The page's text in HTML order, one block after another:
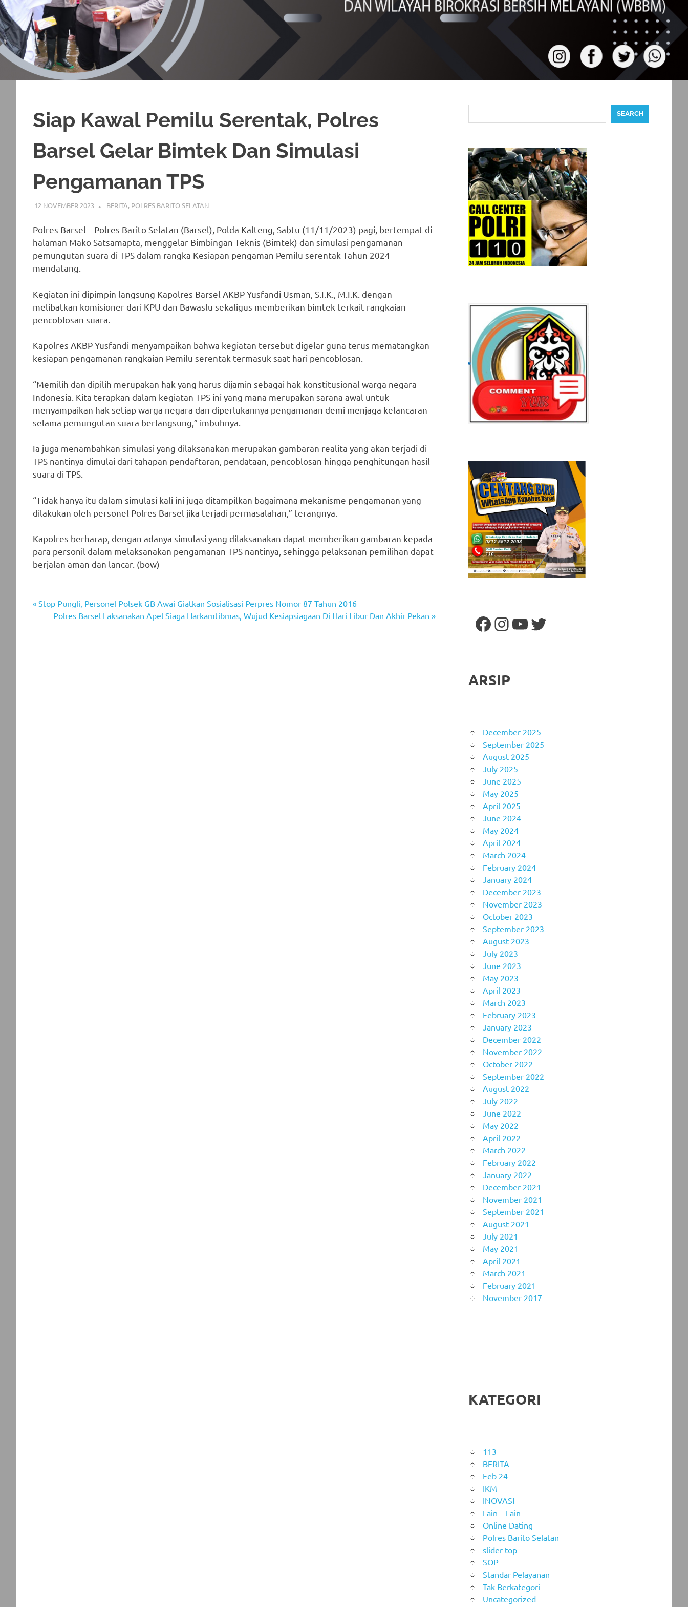
Siap Kawal Pemilu Serentak, Polres
Barsel Gelar Bimtek Dan Simulasi
Pengamanan TPS
12 NOVEMBER 2023 ADMIN_POLRESBARSEL
BERITA, POLRES BARITO SELATAN
Polres Barsel – Polres Barito Selatan (Barsel), Polda Kalteng, Sabtu (11/11/2023) pagi, bertempat di
halaman Mako Satsamapta, menggelar Bimbingan Teknis (Bimtek) dan simulasi pengamanan
pemungutan suara di TPS dalam rangka Kesiapan pengaman Pemilu serentak Tahun 2024
mendatang.
Kegiatan ini dipimpin langsung Kapolres Barsel AKBP Yusfandi Usman, S.I.K., M.I.K. dengan
melibatkan komisioner dari KPU dan Bawaslu sekaligus memberikan bimtek terkait rangkaian
pencoblosan suara.
Kapolres AKBP Yusfandi menyampaikan bahwa kegiatan tersebut digelar guna terus mematangkan
kesiapan pengamanan rangkaian Pemilu serentak termasuk saat hari pencoblosan.
“Memilih dan dipilih merupakan hak yang harus dijamin sebagai hak konstitusional warga negara
Indonesia. Kita terapkan dalam kegiatan TPS ini yang mana merupakan sarana awal untuk
menyampaikan hak setiap warga negara dan diperlukannya pengamanan demi menjaga kelancaran
selama pemungutan suara berlangsung,” imbuhnya.
Ia juga menambahkan simulasi yang dilaksanakan merupakan gambaran realita yang akan terjadi di
TPS nantinya dimulai dari tahapan pendaftaran, pendataan, pencoblosan hingga penghitungan hasil
suara di TPS.
“Tidak hanya itu dalam simulasi kali ini juga ditampilkan bagaimana mekanisme pengamanan yang
dilakukan oleh personel Polres Barsel jika terjadi permasalahan,” terangnya.
Kapolres berharap, dengan adanya simulasi yang dilaksanakan dapat memberikan gambaran kepada
para personil dalam melaksanakan pengamanan TPS nantinya, sehingga pelaksanan pemilihan dapat
berjalan aman dan lancar. (bow)
Post
navigation
Previous
Post:
Stop Pungli, Personel Polsek GB Awai Giatkan Sosialisasi Perpres Nomor 87 Tahun 2016
Next
Post:
Polres Barsel Laksanakan Apel Siaga Harkamtibmas, Wujud Kesiapsiagaan Di Hari Libur Dan Akhir Pekan
SEARCH
Facebook
Instagram
YouTube
Twitter
ARSIP
December 2025
September 2025
August 2025
July 2025
June 2025
May 2025
April 2025
June 2024
May 2024
April 2024
March 2024
February 2024
January 2024
December 2023
November 2023
October 2023
September 2023
August 2023
July 2023
June 2023
May 2023
April 2023
March 2023
February 2023
January 2023
December 2022
November 2022
October 2022
September 2022
August 2022
July 2022
June 2022
May 2022
April 2022
March 2022
February 2022
January 2022
December 2021
November 2021
September 2021
August 2021
July 2021
May 2021
April 2021
March 2021
February 2021
November 2017
KATEGORI
113
BERITA
Feb 24
IKM
INOVASI
Lain – Lain
Online Dating
Polres Barito Selatan
slider top
SOP
Standar Pelayanan
Tak Berkategori
Uncategorized